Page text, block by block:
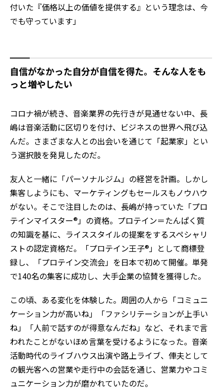
付いた『価格以上の価値を提供する』という理念は、今
でも守っています」
自信がなかった自分が自信を得た。そんな人をも
っと増やしたい
コロナ禍が続き、音楽業界の先行きが見通せない中、長
嶋は音楽活動に区切りを付け、ビジネスの世界へ飛び込
んだ。さまざまな人との出会いを通じて「起業家」とい
う選択肢を発見したのだ。
友人と一緒に「パーソナルジム」の経営を計画。しかし
集客しようにも、マーケティングもセールスもノウハウ
がない。そこで注目したのは、長嶋が持っていた「プロ
テインマイスター®」の資格。プロテイン＝たんぱく質
の知識を基に、ライススタイルの提案をするスペシャリ
ストの認定資格だ。「プロテイン王子®」として商標登
録し、「プロテイン交流会」を日本で初めて開催。単発
で140名の集客に成功し、大手企業の協賛を獲得した。
この頃、ある変化を体験した。周囲の人から「コミュニ
ケーション力が高いね」「ファシリテーションが上手い
ね」「人前で話すのが得意なんだね」など、それまで言
われたことがないほめ言葉を受けるようになった。音楽
活動時代のライブハウス出演や路上ライブ、俥夫として
の観光客への営業や走行中の会話を通じ、営業力やコミ
ュニケーション力が磨かれていたのだ。